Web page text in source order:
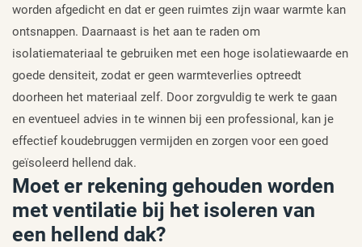
worden afgedicht en dat er geen ruimtes zijn waar warmte kan
ontsnappen. Daarnaast is het aan te raden om
isolatiemateriaal te gebruiken met een hoge isolatiewaarde en
goede densiteit, zodat er geen warmteverlies optreedt
doorheen het materiaal zelf. Door zorgvuldig te werk te gaan
en eventueel advies in te winnen bij een professional, kan je
effectief koudebruggen vermijden en zorgen voor een goed
geïsoleerd hellend dak.
Moet er rekening gehouden worden
met ventilatie bij het isoleren van
een hellend dak?